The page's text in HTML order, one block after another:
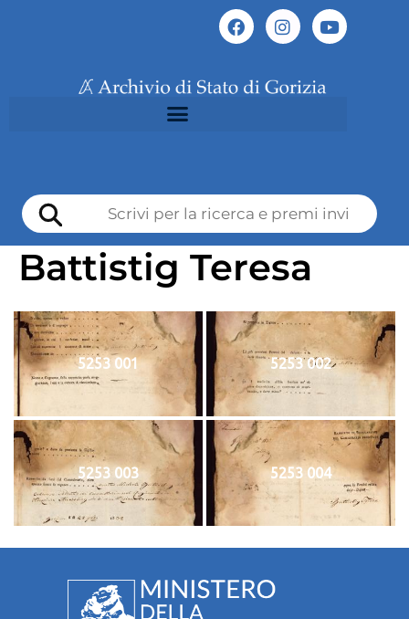
Battistig Teresa
5253 001 5253 002
5253 003 5253 004